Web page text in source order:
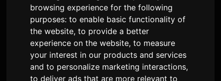
browsing experience for the following
purposes:to enable basic functionality of
the website,to provide a better
experience on the website,to measure
your interest in our products and services
and to personalize marketing interactions,
to deliver ads that are more relevant to
پیش‌نمایش قسمت دوم انیمه 'کُکو
اُره' و جزئیات پخش جهانی
توسطSam
۸ ژوئیهٔ ۲۰۲۶